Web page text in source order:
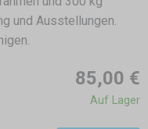
und Ausstellungen.
85,00 €
Auf Lager